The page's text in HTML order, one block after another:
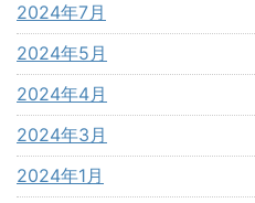
2024年7月
2024年5月
2024年4月
2024年3月
2024年1月